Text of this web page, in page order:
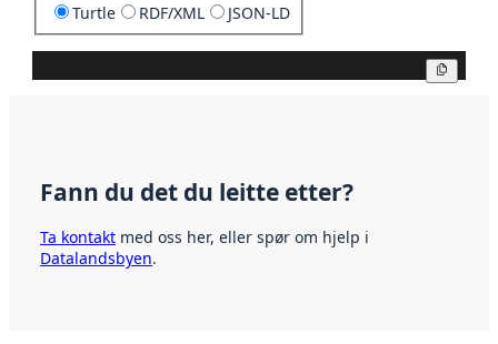
Turtle RDF/XML JSON-LD
Fann du det du leitte etter?
Ta kontakt med oss her, eller spør om hjelp i
Datalandsbyen.